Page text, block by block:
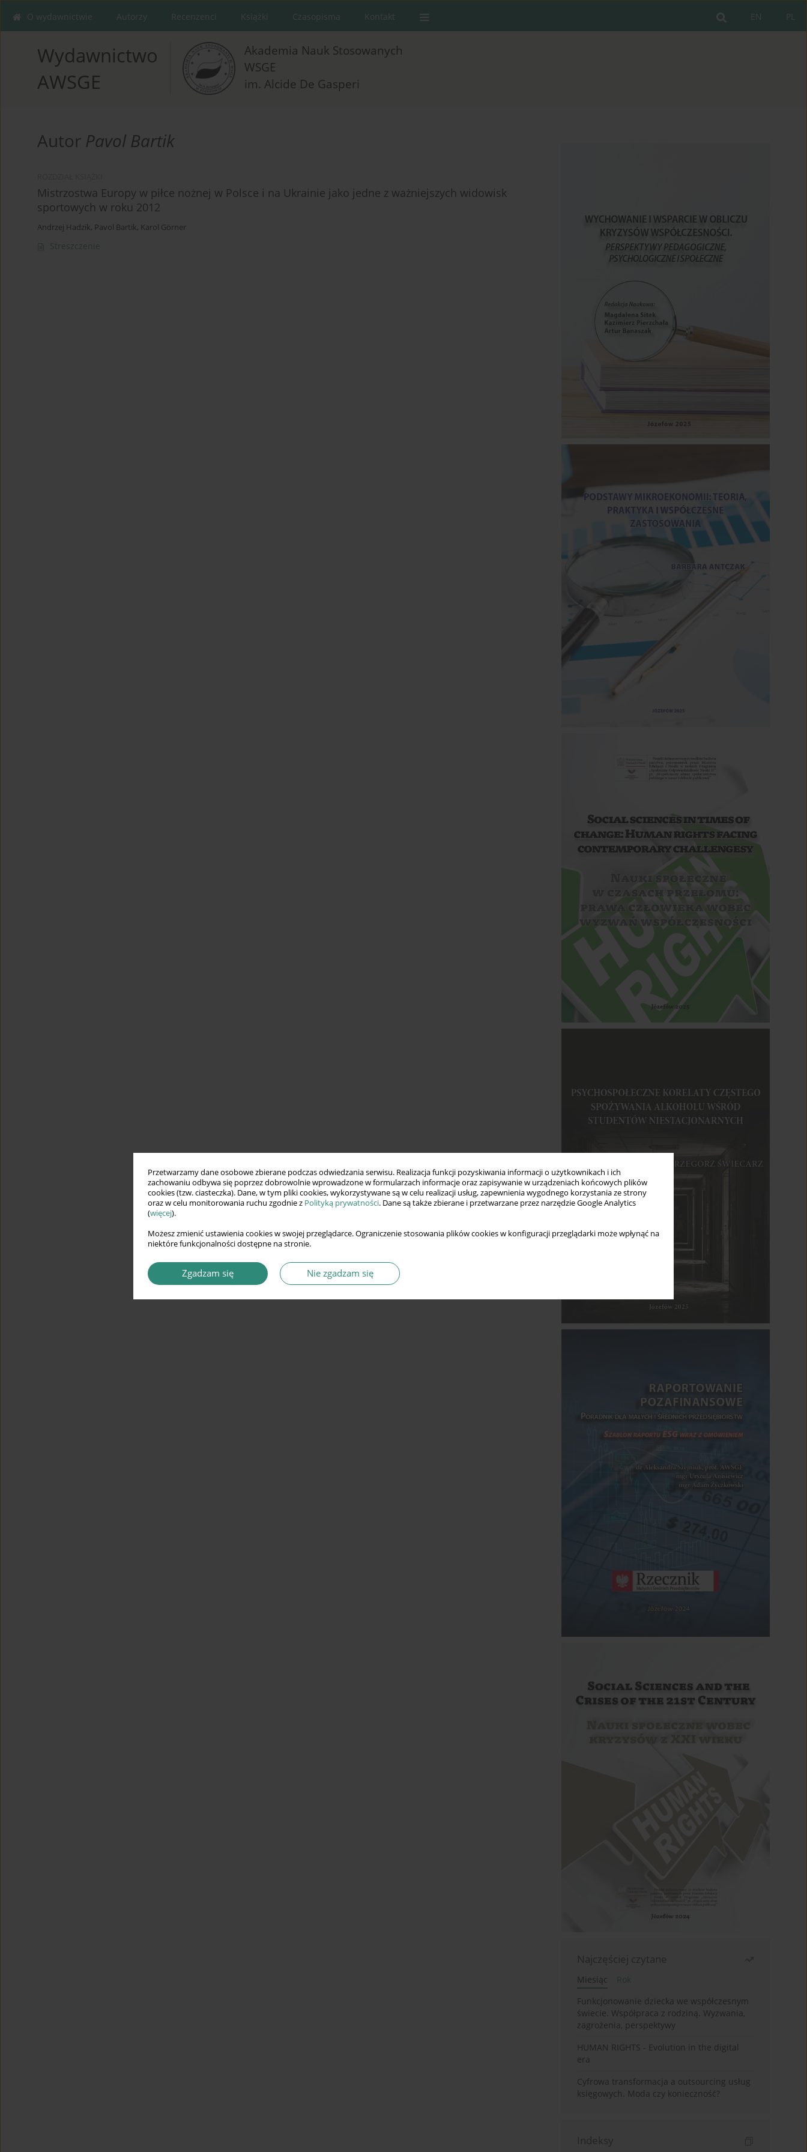
Przetwarzamy dane osobowe zbierane podczas odwiedzania serwisu. Realizacja funkcji pozyskiwania informacji o użytkownikach i ich
zachowaniu odbywa się poprzez dobrowolnie wprowadzone w formularzach informacje oraz zapisywanie w urządzeniach końcowych plików
cookies (tzw. ciasteczka). Dane, w tym pliki cookies, wykorzystywane są w celu realizacji usług, zapewnienia wygodnego korzystania ze strony
oraz w celu monitorowania ruchu zgodnie z Polityką prywatności. Dane są także zbierane i przetwarzane przez narzędzie Google Analytics
(więcej).
Możesz zmienić ustawienia cookies w swojej przeglądarce. Ograniczenie stosowania plików cookies w konfiguracji przeglądarki może wpłynąć na
niektóre funkcjonalności dostępne na stronie.
Zgadzam się Nie zgadzam się
PL
EN
O wydawnictwie Autorzy Recenzenci Książki Czasopisma Kontakt
Wydawnictwo
AWSGE
Akademia Nauk Stosowanych
WSGE
im. Alcide De Gasperi
Autor Pavol Bartik
Mistrzostwa Europy w piłce nożnej w Polsce i na Ukrainie jako jedne z ważniejszych widowisk
sportowych w roku 2012
Andrzej Hadzik, Pavol Bartik, Karol Görner
Streszczenie
Najczęściej czytane
Miesiąc
Rok
Funkcjonowanie dziecka we współczesnym
świecie. Współpraca z rodziną. Wyzwania,
zagrożenia, perspektywy
HUMAN RIGHTS - Evolution in the digital
era
Cyfrowa transformacja a outsourcing usług
księgowych. Moda czy konieczność?
Indeksy